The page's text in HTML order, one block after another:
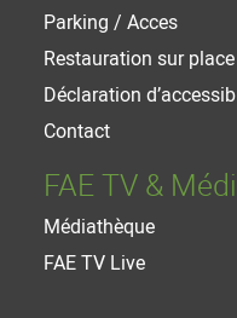
Parking / Acces
Restauration sur place
Déclaration
Contact
FAE TV &
Médiathèque
FAE TV Live